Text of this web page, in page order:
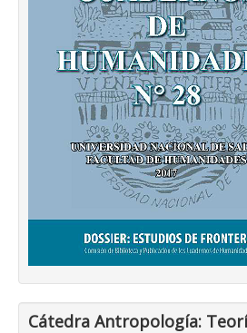
Cátedra Antropología: